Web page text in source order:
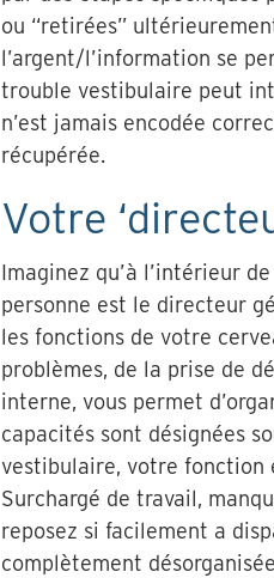
ou “retirées”
l’argent/l’information se
trouble vestibulaire peut
n’est jamais encodée
récupérée.
Votre
Imaginez qu’à l’intérieur
personne est le directeur
les fonctions de votre
problèmes, de la prise de
interne, vous permet
capacités sont désignées
vestibulaire, votre fonction
Surchargé de travail,
reposez si facilement a
complètement